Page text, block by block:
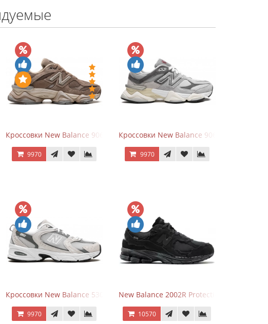
Blue White
Кроссовки New Balance 9060 Mushroom
9970
Кроссовки New Balance 9060 Rain Cloud
9970
Silver
Кроссовки New Balance 530 Grey Matter Harbor Grey
9970
New Balance 2002R Protection Phantom
10570